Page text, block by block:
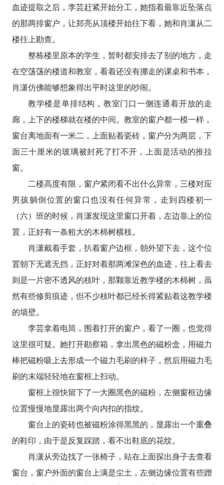
血迹提取之后，李芸赶紧开始分工，她指着最靠近坠落点
的那两排窗户，让郑亮从顶楼开始往下看，她和肖潇从二
楼往上勘查。
整栋楼里原本的学生，暂时都安排去了别的地方，走
在空荡荡的楼道和教室，看着还没有挪走的课桌和书本，
肖潇仿佛能够想象得出平时这里的吵闹。
教学楼是单排结构，教室门口一侧连通着开放的走
廊，上下的楼梯就在楼的中间。教室的窗户都一模一样，
窗台离地面有一米二，上面贴着瓷砖，窗户分为两层，下
面三十厘米的玻璃被封死了打不开，上面是活动的推拉
窗。
二楼高度有限，窗户紧闭看不出什么异常，三楼对应
男孩躺倒位置的窗口也没有任何异常，走到四楼初一
（六）班的时候，肖潇发现这里窗口开着，左边靠上的位
置，正好有一条粗大的木棉树横枝。
肖潇戴着手套，扒着窗户边框，朝外望下去，这个位
置朝下无遮无挡，正好对着那两滩深色的血迹，往上看去
则是一片密不透风的枝叶，那颗靠近教学楼的木棉树，虽
然有些修剪痕迹，但不少枝叶都已经长得紧贴着这教学楼
的墙壁。
李芸拿着电筒，围着打开的窗户，看了一圈，也觉得
这里很可疑。她打开勘察箱，拿出黑色的磁粉盒，用磁力
棒把磁粉吸上去形成一个磁力毛刷的样子，然后用磁力毛
刷的末端轻轻地在窗框上扫动。
窗框上很快留下了一大圈黑色的磁粉，左侧窗框边缘
位置慢慢地显露出两个向内扣的指纹。
窗台上的瓷砖也被磁粉涂得黑黑的，显露出一个重叠
的鞋印，由于是反复踩踏，看不出鞋底的花纹。
肖潇从旁边找了一张椅子，站在上面探出身子去查看
窗台，窗户外面的窗台上满是尘土，左侧边缘位置有些蹭